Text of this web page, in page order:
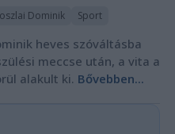
Dominik Sport
heves szóváltásba
meccse után, a vita a
alakult ki. Bővebben...